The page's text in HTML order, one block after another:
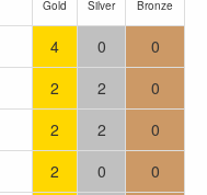
Gold Silver Bronze
4 0
0
2 2
0
2 2
0
2 0
0